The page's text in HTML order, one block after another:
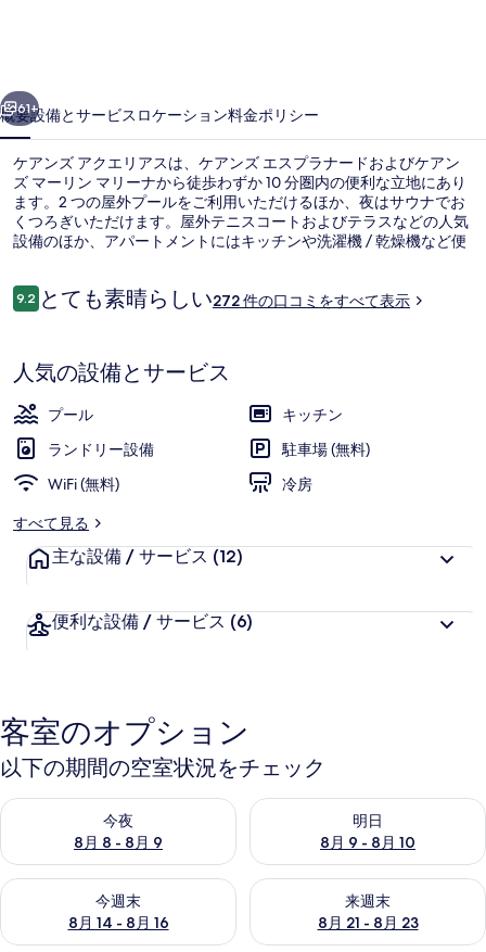
リ
ア
ス
の
写
真
ギ
ラ
リ
ー
61+
概要設備とサービス ロケーション料金ポリシー
ケアンズ アクエリアスは、ケアンズ エスプラナードおよびケアン
ズ マーリン マリーナから徒歩わずか 10 分圏内の便利な立地にあり
ます。2 つの屋外プールをご利用いただけるほか、夜はサウナでお
くつろぎいただけます。屋外テニスコートおよびテラスなどの人気
設備のほか、アパートメントにはキッチンや洗濯機 / 乾燥機など便
口
コ
9.210段階中9.2
とても素晴らしい272 件の口コミをすべて表示
人気の設備とサービス
プール
キッチン
ランドリー設備
駐車場 (無料)
WiFi (無料)
冷房
すべて見る
主な設備 / サービス (12)
便利な設備 / サービス (6)
客室のオプション
以下の期間の空室状況をチェック
今夜
8月 8 - 8月 9
今夜 8月 8 - 8月 9 の空室状況をチェック
明日
8月 9 - 8月 10
明日 8月 9 - 8月 10 の空室状
今週末
8月 14 - 8月 16
今週末 8月 14 - 8月 16 の空室状況をチェック
来週末
8月 21 - 8月 23
来週末 8月 21 - 8月 23 の空室